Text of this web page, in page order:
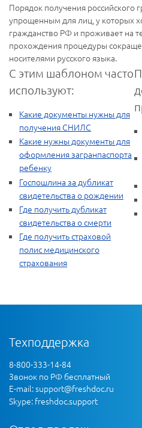
Порядок получения российского
упрощенным для лиц, у которых
гражданство РФ и проживает на
прохождения процедуры
носителями русского языка.
С этим шаблоном часто
используют:
Какие документы нужны для
получения СНИЛС
Какие нужны документы для
оформления загранпаспорта
ребенку
Госпошлина за дубликат
свидетельства о рождении
Где получить дубликат
свидетельства о смерти
Где получить страховой
полис медицинского
страхования
Техподдержка
8-800-333-14-84
Звонок по РФ бесплатный
E-mail:support@freshdoc.ru
Skype: freshdoc.support